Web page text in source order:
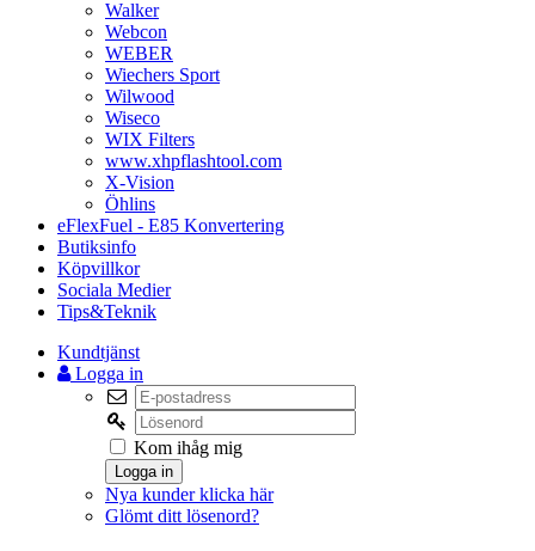
Walker
Webcon
WEBER
Wiechers Sport
Wilwood
Wiseco
WIX Filters
www.xhpflashtool.com
X-Vision
Öhlins
eFlexFuel - E85 Konvertering
Butiksinfo
Köpvillkor
Sociala Medier
Tips&Teknik
Kundtjänst
Logga in
Kom ihåg mig
Logga in
Nya kunder klicka här
Glömt ditt lösenord?